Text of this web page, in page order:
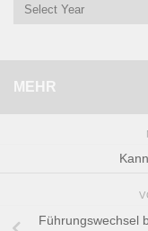
MEHR
Führungswechsel